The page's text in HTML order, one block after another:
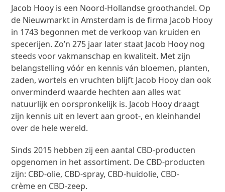
Jacob Hooy is een Noord-Hollandse groothandel. Op
de Nieuwmarkt in Amsterdam is de firma Jacob Hooy
in 1743 begonnen met de verkoop van kruiden en
specerijen. Zo’n 275 jaar later staat Jacob Hooy nog
steeds voor vakmanschap en kwaliteit. Met zijn
belangstelling vóór en kennis ván bloemen, planten,
zaden, wortels en vruchten blijft Jacob Hooy dan ook
onverminderd waarde hechten aan alles wat
natuurlijk en oorspronkelijk is. Jacob Hooy draagt
zijn kennis uit en levert aan groot-, en kleinhandel
over de hele wereld.
Sinds 2015 hebben zij een aantal CBD-producten
opgenomen in het assortiment. De CBD-producten
zijn: CBD-olie, CBD-spray, CBD-huidolie, CBD-
crème en CBD-zeep.